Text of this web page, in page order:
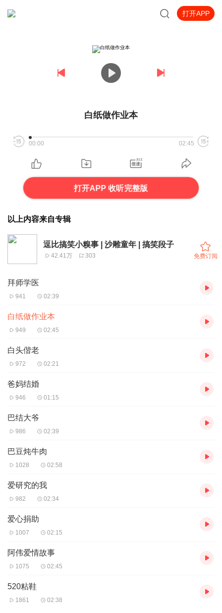
打开APP
白纸做作业本
00:00 02:45
打开APP 收听完整版
以上内容来自专辑
逗比搞笑小糗事 | 沙雕童年 | 搞笑段子
42.41万 303 免费订阅
拜师学医
941 02:39
白纸做作业本
949 02:45
白头偕老
972 02:21
爸妈结婚
946 01:15
巴结大爷
986 02:39
巴豆炖牛肉
1028 02:58
爱研究的我
982 02:34
爱心捐助
1007 02:15
阿伟爱情故事
1075 02:45
520粘鞋
1861 02:38